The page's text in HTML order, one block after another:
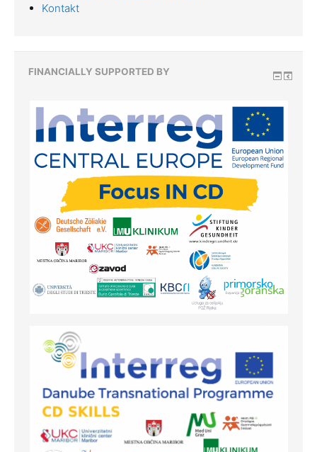
Kontakt
FINANCIALLY SUPPORTED BY